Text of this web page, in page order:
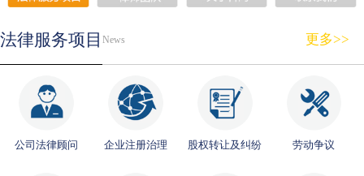
法律服务项目 News 更多>>
公司法律顾问 企业注册治理 股权转让及纠纷 劳动争议